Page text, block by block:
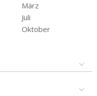
März
Juli
Oktober